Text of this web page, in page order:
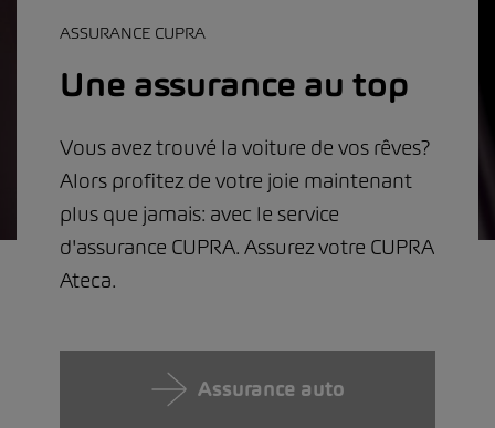
ASSURANCE CUPRA
Une assurance au top
Vous avez trouvé la voiture de vos rêves?
Alors profitez de votre joie maintenant
plus que jamais: avec le service
d'assurance CUPRA. Assurez votre CUPRA
Ateca.
Assurance auto